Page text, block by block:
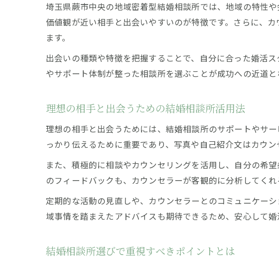
結
結
結
活動費
結
結
埼玉県蕨市中央の地域密着型結婚相談所では、地域の特性
価値観が近い相手と出会いやすいのが特徴です。さらに、
ます。
出会いの種類や特徴を把握することで、自分に合った婚活
やサポート体制が整った相談所を選ぶことが成功への近道と
理想の相手と出会うための結婚相談所活用法
理想の相手と出会うためには、結婚相談所のサポートやサ
っかり伝えるために重要であり、写真や自己紹介文はカウ
また、積極的に相談やカウンセリングを活用し、自分の希
のフィードバックも、カウンセラーが客観的に分析してく
定期的な活動の見直しや、カウンセラーとのコミュニケー
域事情を踏まえたアドバイスも期待できるため、安心して婚
結婚相談所選びで重視すべきポイントとは